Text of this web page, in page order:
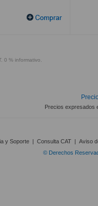
0 % informativo.
Precios expresados
y Soporte | Consulta CAT | Aviso
© Derechos